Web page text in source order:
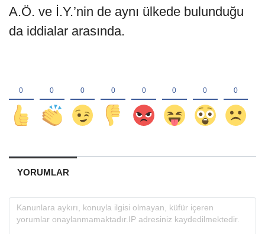
A.Ö. ve İ.Y.’nin de aynı ülkede bulunduğu
da iddialar arasında.
YORUMLAR